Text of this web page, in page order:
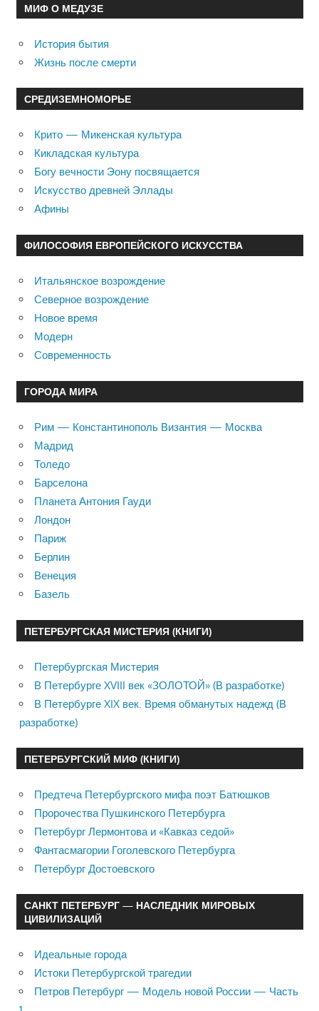
МИФ О МЕДУЗЕ
История бытия
Жизнь после смерти
СРЕДИЗЕМНОМОРЬЕ
Крито — Микенская культура
Кикладская культура
Богу вечности Эону посвящается
Искусство древней Эллады
Афины
ФИЛОСОФИЯ ЕВРОПЕЙСКОГО ИСКУССТВА
Итальянское возрождение
Северное возрождение
Новое время
Модерн
Современность
ГОРОДА МИРА
Рим — Константинополь Византия — Москва
Мадрид
Толедо
Барселона
Планета Антония Гауди
Лондон
Париж
Берлин
Венеция
Базель
ПЕТЕРБУРГСКАЯ МИСТЕРИЯ (КНИГИ)
Петербургская Мистерия
В Петербурге XVIII век «ЗОЛОТОЙ» (В разработке)
В Петербурге XIX век. Время обманутых надежд (В
разработке)
ПЕТЕРБУРГСКИЙ МИФ (КНИГИ)
Предтеча Петербургского мифа поэт Батюшков
Пророчества Пушкинского Петербурга
Петербург Лермонтова и «Кавказ седой»
Фантасмагории Гоголевского Петербурга
Петербург Достоевского
САНКТ ПЕТЕРБУРГ — НАСЛЕДНИК МИРОВЫХ
ЦИВИЛИЗАЦИЙ
Идеальные города
Истоки Петербургской трагедии
Петров Петербург — Модель новой России — Часть